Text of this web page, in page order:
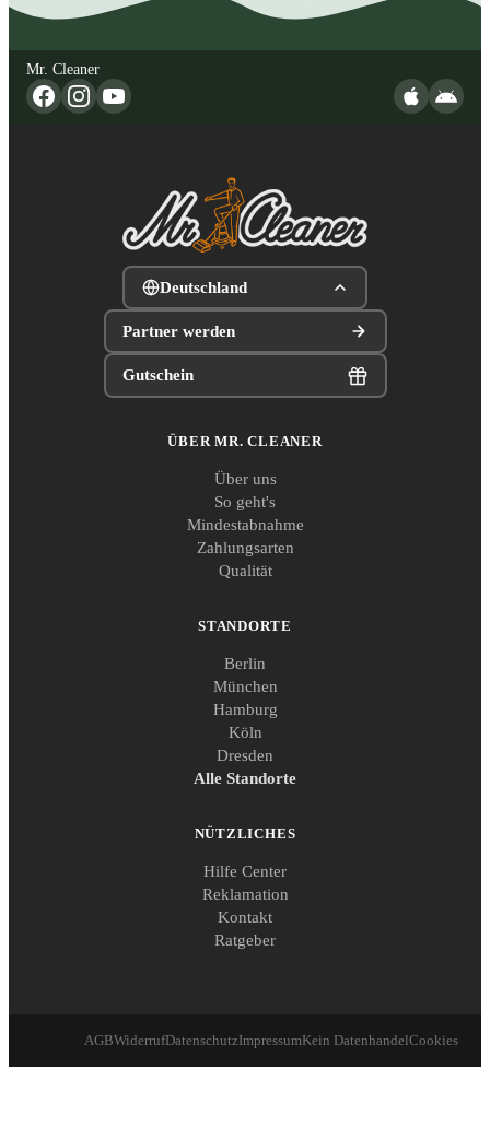
Mr. Cleaner
Deutschland
Partner werden
Gutschein
ÜBER MR. CLEANER
Über uns
So geht's
Mindestabnahme
Zahlungsarten
Qualität
STANDORTE
Berlin
München
Hamburg
Köln
Dresden
Alle Standorte
NÜTZLICHES
Hilfe Center
Reklamation
Kontakt
Ratgeber
AGBWiderrufDatenschutzImpressumKein DatenhandelCookies